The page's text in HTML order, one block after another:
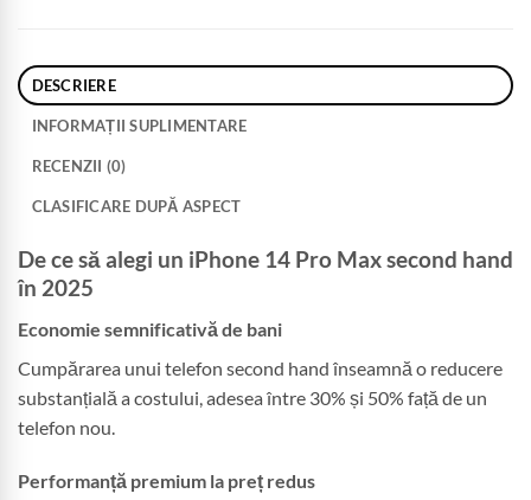
DESCRIERE
INFORMAȚII SUPLIMENTARE
RECENZII (0)
CLASIFICARE DUPĂ ASPECT
De ce să alegi un iPhone 14 Pro Max second hand
în 2025
Economie semnificativă de bani
Cumpărarea unui telefon second hand înseamnă o reducere
substanțială a costului, adesea între 30% și 50% față de un
telefon nou.
Performanță premium la preț redus